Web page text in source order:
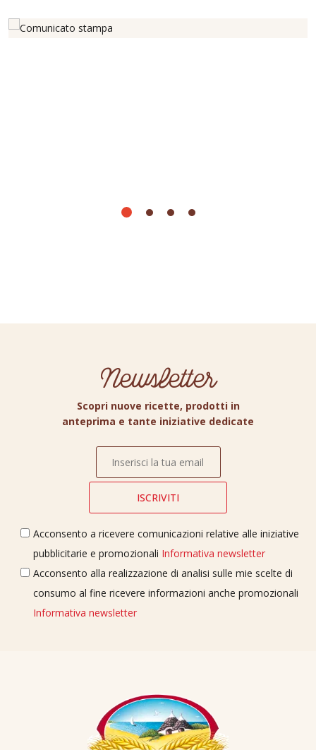
Newsletter
Scopri nuove ricette, prodotti in
anteprima e tante iniziative dedicate
Acconsento a ricevere comunicazioni relative alle iniziative
pubblicitarie e promozionali Informativa newsletter
Acconsento alla realizzazione di analisi sulle mie scelte di
consumo al fine ricevere informazioni anche promozionali
Informativa newsletter